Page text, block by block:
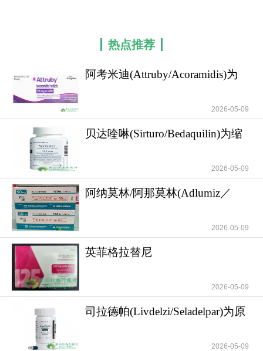
热点推荐
阿考米迪(Attruby/Acoramidis)为
2026-05-09
贝达喹啉(Sirturo/Bedaquilin)为缩
2026-05-09
阿纳莫林/阿那莫林(Adlumiz／
2026-05-09
英菲格拉替尼
2026-05-09
司拉德帕(Livdelzi/Seladelpar)为原
2026-05-09